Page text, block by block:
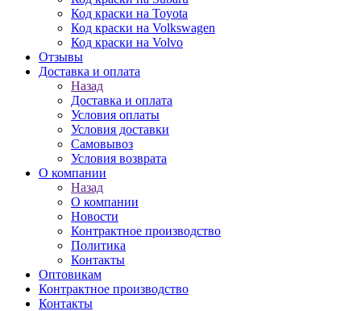
Код краски на Toyota
Код краски на Volkswagen
Код краски на Volvo
Отзывы
Доставка и оплата
Назад
Доставка и оплата
Условия оплаты
Условия доставки
Самовывоз
Условия возврата
О компании
Назад
О компании
Новости
Контрактное производство
Политика
Контакты
Оптовикам
Контрактное производство
Контакты